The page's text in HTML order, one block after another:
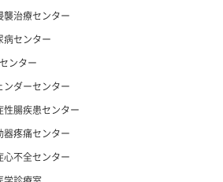
襲治療センター
病センター
ンター
ンダーセンター
性腸疾患センター
器疼痛センター
心不全センター